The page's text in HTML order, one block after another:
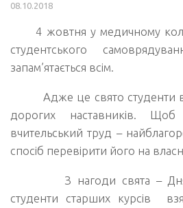
08.10.2018
4 жовтня у медичному
студентського
запам’ятається всім.
Адже це свято студенти
дорогих наставників.
вчительський труд –
спосіб перевірити його на
З нагоди свята – Дня
студенти старших курсів